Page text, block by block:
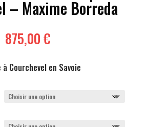
– Maxime Borreda
875,00€Plage
prix :
à
Courchevel en Savoie